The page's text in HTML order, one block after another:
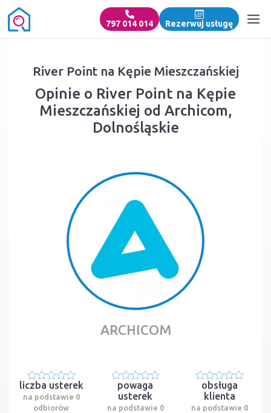
797 014 014 Rezerwuj usługę
River Point na Kępie Mieszczańskiej
Opinie o River Point na Kępie
Mieszczańskiej od Archicom,
Dolnośląskie
ARCHICOM
liczba usterek
na podstawie 0
odbiorów
powaga
usterek
na podstawie 0
obsługa
klienta
na podstawie 0